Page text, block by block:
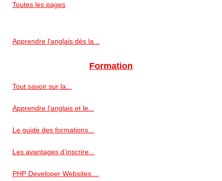
Toutes les pages
Apprendre l'anglais dès la...
Formation
Tout savoir sur la...
Apprendre l'anglais et le...
Le guide des formations...
Les avantages d’inscrire...
PHP Developer Websites:...